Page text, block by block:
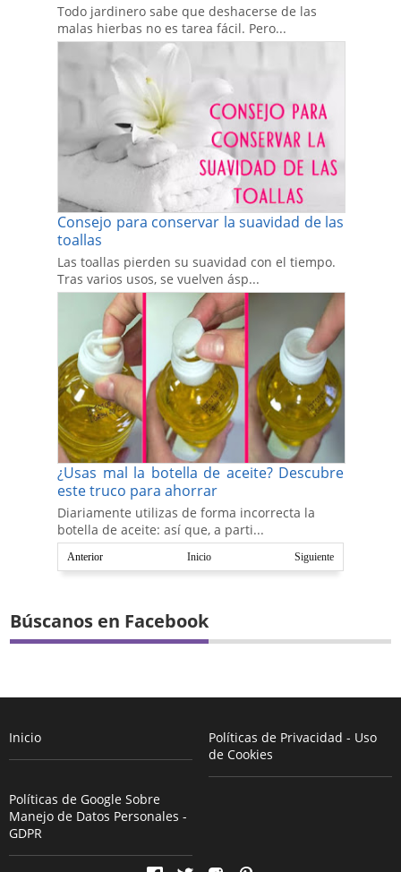
Todo jardinero sabe que deshacerse de las
malas hierbas no es tarea fácil. Pero...
Consejo para conservar la suavidad de las
toallas
Las toallas pierden su suavidad con el tiempo.
Tras varios usos, se vuelven ásp...
¿Usas mal la botella de aceite? Descubre
este truco para ahorrar
Diariamente utilizas de forma incorrecta la
botella de aceite: así que, a parti...
Anterior Siguiente
Inicio
Búscanos en Facebook
Inicio
Políticas de Privacidad - Uso
de Cookies
Políticas de Google Sobre
Manejo de Datos Personales -
GDPR